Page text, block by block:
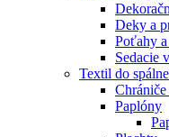
Deky a
Poťahy
Sedacie
Textil do spálne
Chrániče
Paplóny